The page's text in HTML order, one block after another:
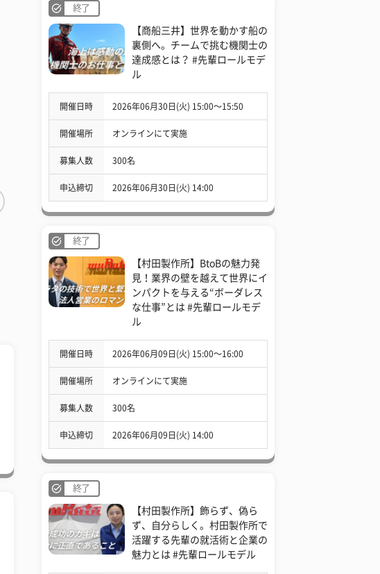
終了
【商船三井】世界を動かす船の
裏側へ。チームで挑む機関士の
達成感とは？ #先輩ロールモデ
ル
開催日時 2026年06月30日(火) 15:00〜15:50
開催場所 オンラインにて実施
募集人数 300名
申込締切 2026年06月30日(火) 14:00
終了
【村田製作所】BtoBの魅力発
見！業界の壁を越えて世界にイ
ンパクトを与える“ボーダレス
な仕事”とは #先輩ロールモデ
ル
開催日時 2026年06月09日(火) 15:00〜16:00
開催場所 オンラインにて実施
募集人数 300名
申込締切 2026年06月09日(火) 14:00
終了
【村田製作所】飾らず、偽ら
ず、自分らしく。村田製作所で
活躍する先輩の就活術と企業の
魅力とは #先輩ロールモデル